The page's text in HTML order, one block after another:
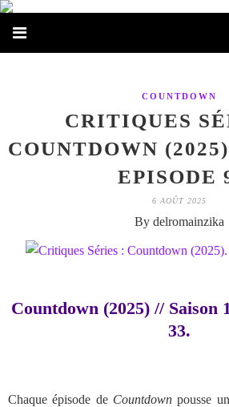
COUNTDOWN
CRITIQUES
COUNTDOWN
EPISODE
6 AOÛT 2025
By delromainzika
Countdown (2025) // Saison
33.
Chaque épisode de Countdownpousse